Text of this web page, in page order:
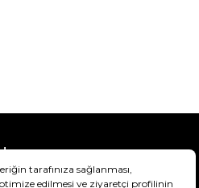
Teslimat Bilgisi